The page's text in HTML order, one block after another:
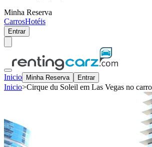
Minha Reserva
CarrosHotéis
Entrar
Inicio Minha Reserva Entrar
Inicio>Cirque du Soleil em Las Vegas no